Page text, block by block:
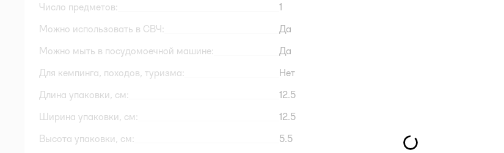
Число предметов:
1
Можно использовать в СВЧ:
Да
Можно мыть в посудомоечной машине:
Да
Для кемпинга, походов, туризма:
Нет
Длина упаковки, см:
12.5
Ширина упаковки, см:
12.5
Высота упаковки, см:
5.5